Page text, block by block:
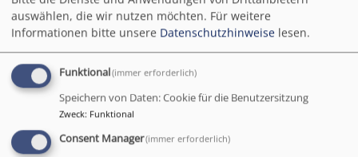
Breadcrumb
Startseite Stellenbeschreibung 2. Pfarrstelle
Stellenbeschreibung
2. Pfarrstelle
auswählen, die wir nutzen möchten. Für weitere
Informationen bitte unsere Datenschutzhinweise lesen.
Funktional(immer erforderlich)
Speichern von Daten: Cookie für die Benutzersitzung
Zweck: Funktional
Consent Manager(immer erforderlich)